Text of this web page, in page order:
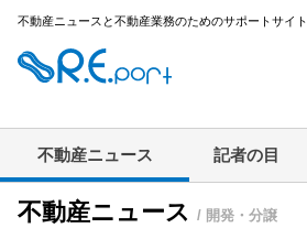
不動産ニュースと不動産業務のためのサポートサイト
不動産ニュース 記者の目
不動産ニュース / 開発・分譲